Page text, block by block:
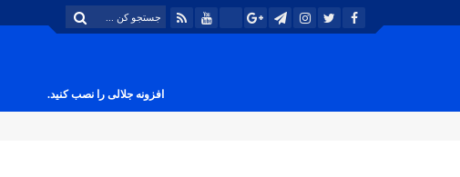
افزونه جلالی را نصب کنید.